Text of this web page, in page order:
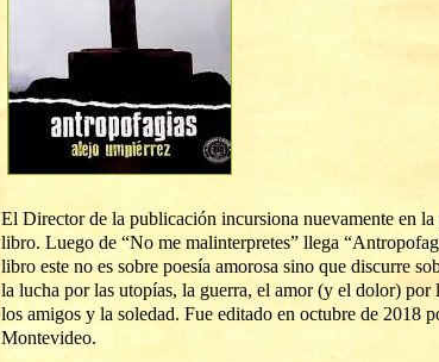
El Director de la publicación incursiona nuevamente en
libro. Luego de “No me malinterpretes” llega
libro este no es sobre poesía amorosa sino que discurre
la lucha por las utopías, la guerra, el amor (y el dolor) por
los amigos y la soledad. Fue editado en octubre de 2018
Montevideo.